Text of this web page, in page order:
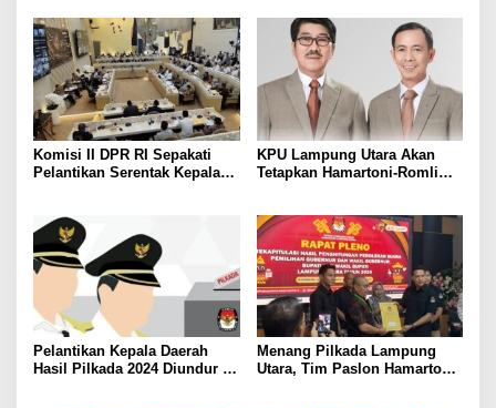
dari 11 Kecamatan, Tim
Pemenangan Tetap Tunggu
Data Final
Komisi II DPR RI Sepakati
Pelantikan Serentak Kepala
KPU Lampung Utara Akan
Tetapkan Hamartoni-Romli
Pelantikan Kepala Daerah
Hasil Pilkada 2024 Diundur ke
Menang Pilkada Lampung
Utara, Tim Paslon Hamartoni-